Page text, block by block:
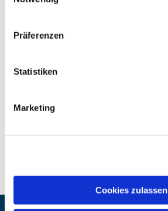
Präferenzen
Statistiken
Marketing
Cookies zulassen